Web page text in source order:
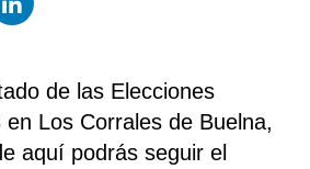
Linkedin
de las Elecciones
Los Corrales de Buelna,
aquí podrás seguir el